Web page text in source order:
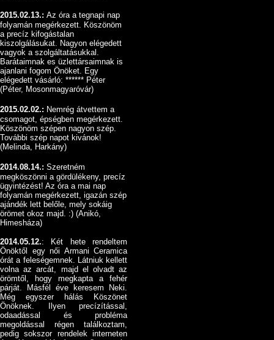
2015.02.13.: Az óra a tegnapi nap
folyamán megérkezett. Köszönöm
a precíz kifogástalan
kiszolgálásukat. Nagyon elégedett
vagyok a szolgáltatásukkal.
Barátaimnak es üzlettársaimnak is
ajanlani fogom Önöket. Egy
elégedett vásárló: ****** Péter
(Péter, Mosonmagyaróvár)
2015.02.02.: Nemrég átvettem a
csomagot, épségben megérkezett.
Köszönöm szépen nagyon szép.
További szép napot kivánok!
(Melinda, Harkány)
2014.08.14.: Szeretném
megköszönni a gördülékeny, precíz
ügyintézést! Az óra a mai nap
folyamán megérkezett, igazán szép
ajándék lett belőle, mely sokáig
örömet okoz majd. :) (Anikó,
Himesháza)
2014.05.12.: Két hete rendeltem
Önöktől egy női Armani Ceramica
órát a feleségemnek. Látniuk kellett
volna az arcát, majd el olvadt az
örömtől, hogy megkapta a fehér
párját. Másfél éve keresem Neki.
Még egyszer hálás Köszönet
Önöknek. Ilyen precízítással,
odaadással és probléma
megoldással régen találkoztam,
pedig sokszor rendelek interneten